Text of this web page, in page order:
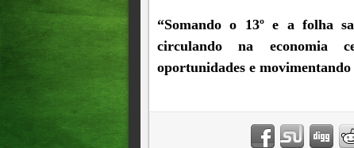
“Somando o 13º e a folha
circulando na economia
oportunidades e